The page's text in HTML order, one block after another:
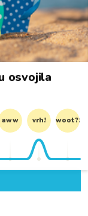
osvojila
aww vrh! woot?!